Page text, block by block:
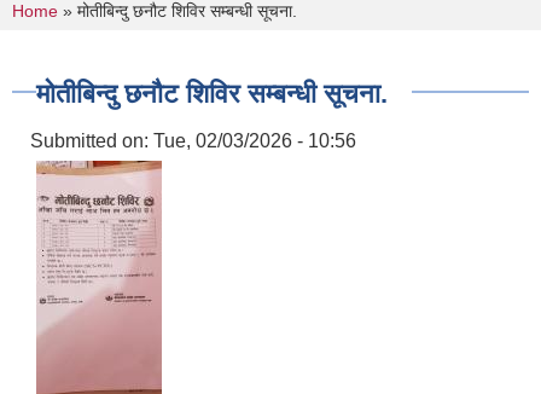
You are here
Home » मोतीबिन्दु छनौट शिविर सम्बन्धी सूचना.
मोतीबिन्दु छनौट शिविर सम्बन्धी सूचना.
Submitted on: Tue, 02/03/2026 - 10:56